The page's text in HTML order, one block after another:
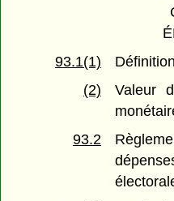
93.1(1)
(2)
Valeur
93.2